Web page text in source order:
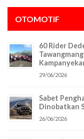
OTOMOTIF
60 Rider
29/06/2026
Sabet
Dinobatkan
26/06/2026